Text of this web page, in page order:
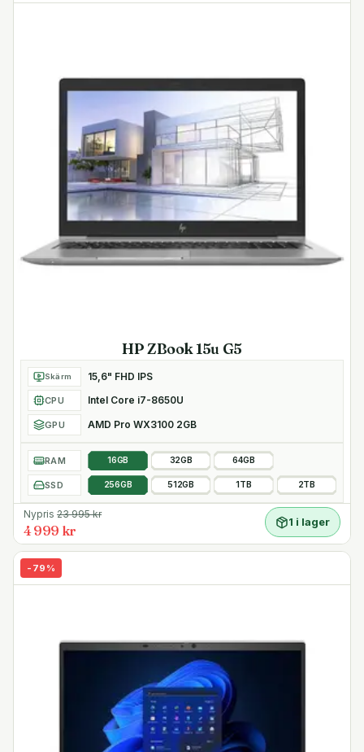
HP ZBook 15u G5
Skärm 15,6" FHD IPS
CPU Intel Core i7-8650U
GPU AMD Pro WX3100 2GB
RAM 16GB 32GB 64GB
SSD 256GB 512GB 1TB 2TB
Nypris 23 995kr
4 999 kr
1 i lager
- 79 %